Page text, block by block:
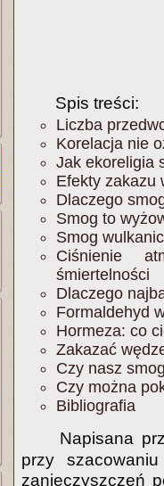
Spis treści:
Liczba
Korelacja nie
Jak ekoreligia
Efekty zakazu
Dlaczego
Smog to
Smog
Ciśnienie
śmiertelności
Dlaczego
Formaldehyd
Hormeza: co
Zakazać
Czy nasz
Czy można
Bibliografia
Napisana
przy
zanieczyszczeń